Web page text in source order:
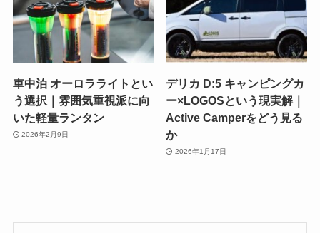
車中泊 オーロラライトとい
う選択｜雰囲気重視派に向
いた軽量ランタン
2026年2月9日
デリカ D:5 キャンピングカ
ー×LOGOSという現実解｜
Active Camperをどう見る
か
2026年1月17日